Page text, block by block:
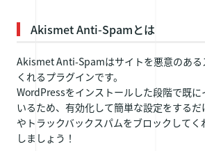
Akismet Anti-Spamとは
Akismet Anti-Spamはサイトを悪意のある
くれるプラグインです。
WordPressをインストールした段階で既
いるため、有効化して簡単な設定をする
やトラックバックスパムをブロックして
しましょう！